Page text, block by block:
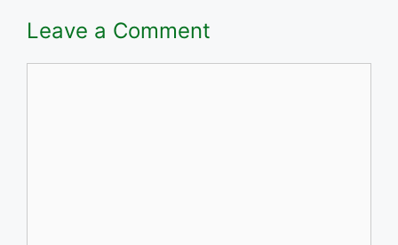
Leave a Comment